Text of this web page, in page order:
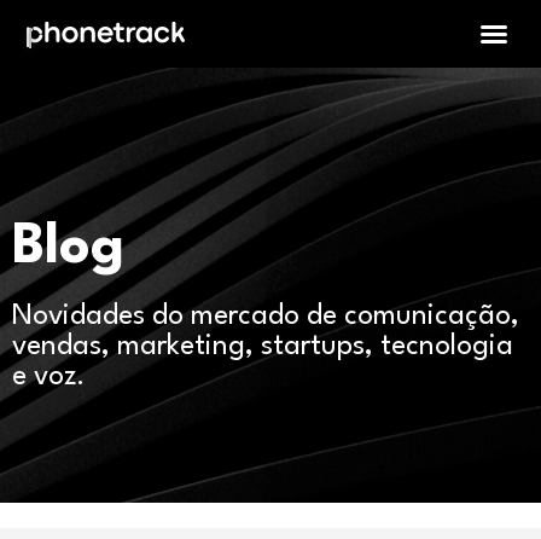
Blog
Novidades do mercado de comunicação,
vendas, marketing, startups, tecnologia
e voz.